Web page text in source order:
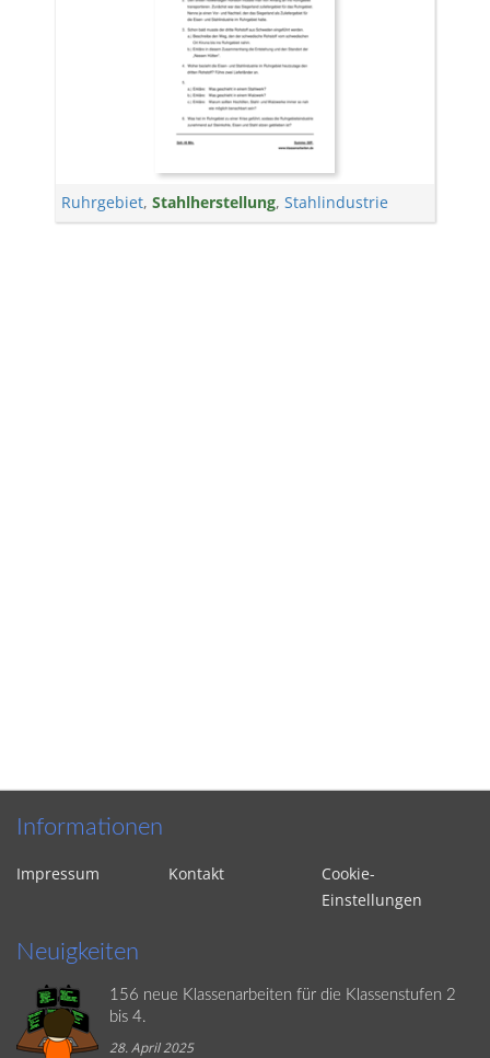
Ruhrgebiet, Stahlherstellung, Stahlindustrie
Informationen
Impressum Kontakt
Cookie-
Einstellungen
Neuigkeiten
156 neue Klassenarbeiten für die Klassenstufen 2
bis 4.
28. April 2025